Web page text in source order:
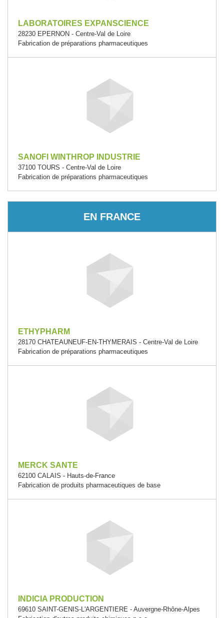
LABORATOIRES EXPANSCIENCE
28230 EPERNON - Centre-Val de Loire
Fabrication de préparations pharmaceutiques
SANOFI WINTHROP INDUSTRIE
37100 TOURS - Centre-Val de Loire
Fabrication de préparations pharmaceutiques
EN FRANCE
ETHYPHARM
28170 CHATEAUNEUF-EN-THYMERAIS - Centre-Val de Loire
Fabrication de préparations pharmaceutiques
MERCK SANTE
62100 CALAIS - Hauts-de-France
Fabrication de produits pharmaceutiques de base
INDICIA PRODUCTION
69610 SAINT-GENIS-L'ARGENTIERE - Auvergne-Rhône-Alpes